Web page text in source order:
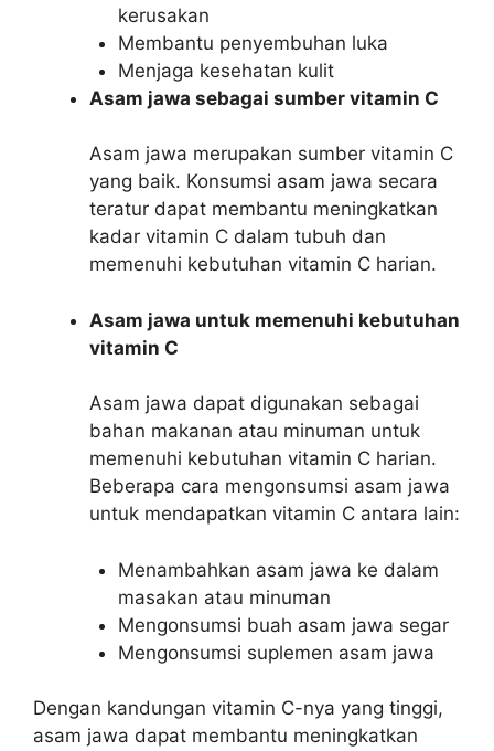
kerusakan
Membantu penyembuhan luka
Menjaga kesehatan kulit
Asam jawa sebagai sumber vitamin C
Asam jawa merupakan sumber vitamin C
yang baik. Konsumsi asam jawa secara
teratur dapat membantu meningkatkan
kadar vitamin C dalam tubuh dan
memenuhi kebutuhan vitamin C harian.
Asam jawa untuk memenuhi kebutuhan
vitamin C
Asam jawa dapat digunakan sebagai
bahan makanan atau minuman untuk
memenuhi kebutuhan vitamin C harian.
Beberapa cara mengonsumsi asam jawa
untuk mendapatkan vitamin C antara lain:
Menambahkan asam jawa ke dalam
masakan atau minuman
Mengonsumsi buah asam jawa segar
Mengonsumsi suplemen asam jawa
Dengan kandungan vitamin C-nya yang tinggi,
asam jawa dapat membantu meningkatkan